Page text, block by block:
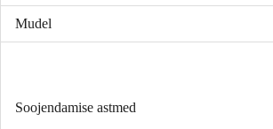
Mudel
Soojendamise astmed